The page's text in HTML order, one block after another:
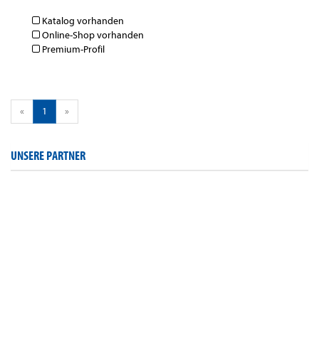
Katalog vorhanden
Online-Shop vorhanden
Premium-Profil
« 1 »
UNSERE PARTNER